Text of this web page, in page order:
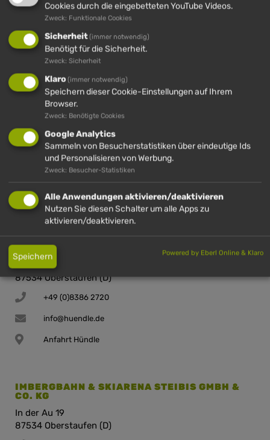
UHRZEIT
15. Juli 202614:17-14:17 (GMT+00:00)
IMBERG
HÜNDLE GMBH & CO. KG
Hinterstaufen 10
87534 Oberstaufen (D)
+49 (0)8386 2720
info@huendle.de
Anfahrt Hündle
IMBERGBAHN & SKIARENA STEIBIS GMBH &
CO. KG
In der Au 19
87534 Oberstaufen (D)
Cookies durch die eingebetteten YouTube Videos.
Zweck: Funktionale Cookies
Sicherheit(immer notwendig)
Benötigt für die Sicherheit.
Zweck: Sicherheit
Klaro (immer notwendig)
Speichern dieser Cookie-Einstellungen auf Ihrem
Browser.
Zweck: Benötigte Cookies
Google Analytics
Sammeln von Besucherstatistiken über eindeutige Ids
und Personalisieren von Werbung.
Zweck: Besucher-Statistiken
Alle Anwendungen aktivieren/deaktivieren
Nutzen Sie diesen Schalter um alle Apps zu
aktivieren/deaktivieren.
Speichern Powered by Eberl Online & Klaro